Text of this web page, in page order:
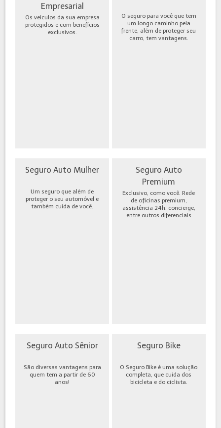
Empresarial
Os veículos da sua empresa
protegidos e com benefícios
exclusivos.
O seguro para você que tem
um longo caminho pela
frente, além de proteger seu
carro, tem vantagens.
Seguro Auto Mulher
Um seguro que além de
proteger o seu automóvel e
também cuida de você.
Seguro Auto
Premium
Exclusivo, como você. Rede
de oficinas premium,
assistência 24h, concierge,
entre outros diferenciais
Seguro Auto Sênior
São diversas vantagens para
quem tem a partir de 60
anos!
Seguro Bike
O Seguro Bike é uma solução
completa, que cuida dos
bicicleta e do ciclista.